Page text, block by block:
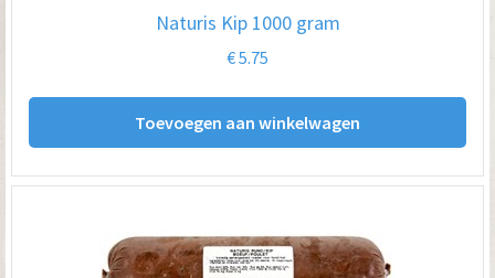
Naturis Kip 1000 gram
€5.75
Toevoegen aan winkelwagen